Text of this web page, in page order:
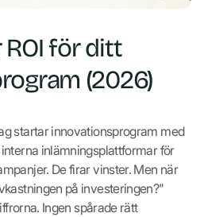
för ditt
(2026)
startar innovationsprogram med
inlämningsplattformar för
De firar vinster. Men när
på investeringen?"
Ingen spårade rätt